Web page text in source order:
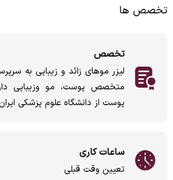
تخصص ها
تخصص
لیزر موهای زائد و زیبایی به
متخصص پوست، مو وزیبایی
پوست از دانشگاه علوم پزشکی
ساعات کاری
تعیین وقت قبلی